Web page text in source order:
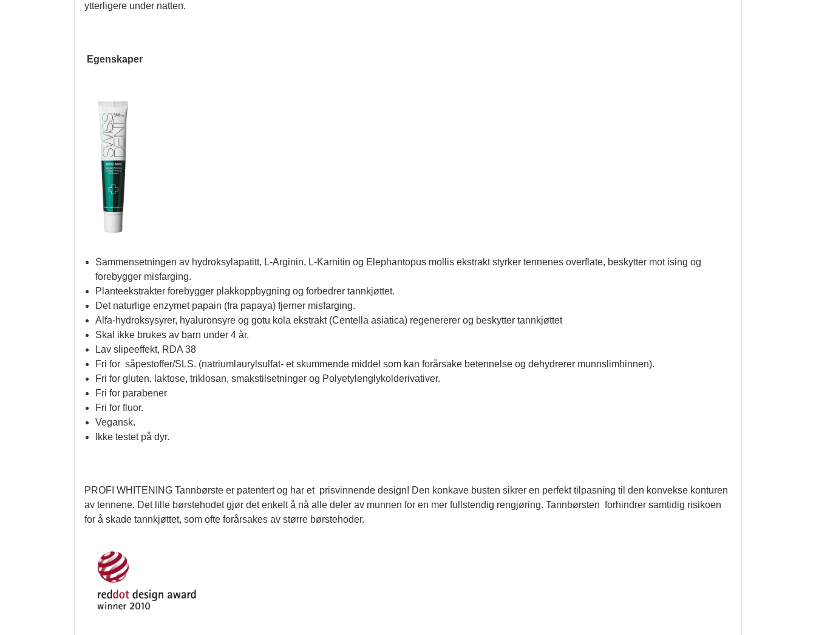
ytterligere under natten.
Egenskaper
Sammensetningen av hydroksylapatitt, L-Arginin, L-Karnitin og Elephantopus mollis ekstrakt styrker tennenes overflate, beskytter mot ising og
forebygger misfarging.
Planteekstrakter forebygger plakkoppbygning og forbedrer tannkjøttet.
Det naturlige enzymet papain (fra papaya) fjerner misfarging.
Alfa-hydroksysyrer, hyaluronsyre og gotu kola ekstrakt (Centella asiatica) regenererer og beskytter tannkjøttet
Skal ikke brukes av barn under 4 år.
Lav slipeeffekt, RDA 38
Fri for såpestoffer/SLS. (natriumlaurylsulfat- et skummende middel som kan forårsake betennelse og dehydrerer munnslimhinnen).
Fri for gluten, laktose, triklosan, smakstilsetninger og Polyetylenglykolderivativer.
Fri for parabener
Fri for fluor.
Vegansk.
Ikke testet på dyr.
PROFI WHITENING Tannbørste er patentert og har et prisvinnende design! Den konkave busten sikrer en perfekt tilpasning til den konvekse konturen
av tennene. Det lille børstehodet gjør det enkelt å nå alle deler av munnen for en mer fullstendig rengjøring. Tannbørsten forhindrer samtidig risikoen
for å skade tannkjøttet, som ofte forårsakes av større børstehoder.